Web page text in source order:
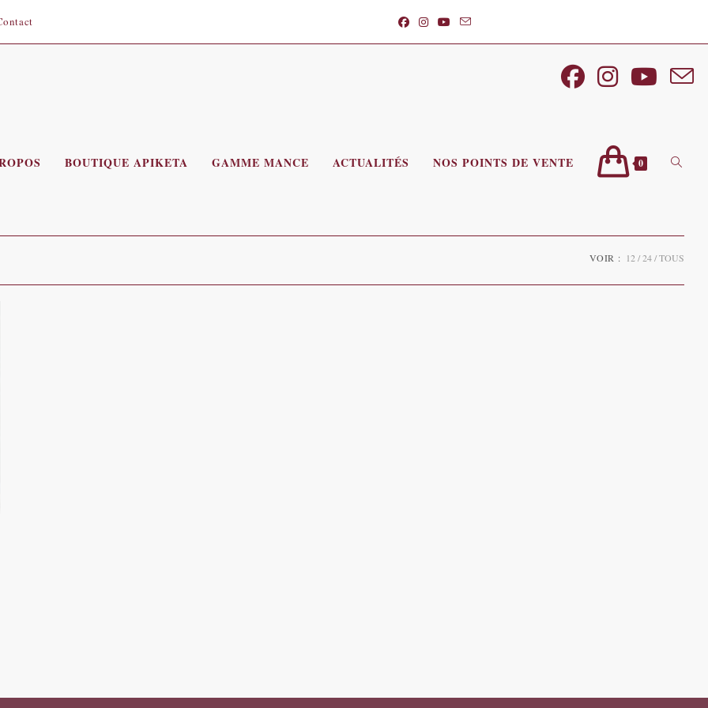
BOUTIQUE APIKETA GAMME MANCE ACTUALITÉS NOS POINTS DE VENTE 0
VOIR : 12 24 TOUS